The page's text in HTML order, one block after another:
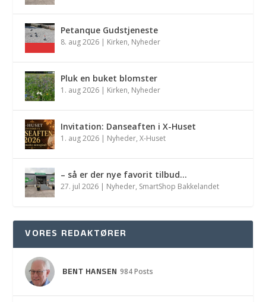
Petanque Gudstjeneste
8. aug 2026 Kirken, Nyheder
Pluk en buket blomster
1. aug 2026 Kirken, Nyheder
Invitation: Danseaften i X-Huset
1. aug 2026 Nyheder,X-Huset
– så er der nye favorit tilbud…
27. jul 2026 Nyheder, SmartShop Bakkelandet
VORES REDAKTØRER
BENT HANSEN 984 Posts